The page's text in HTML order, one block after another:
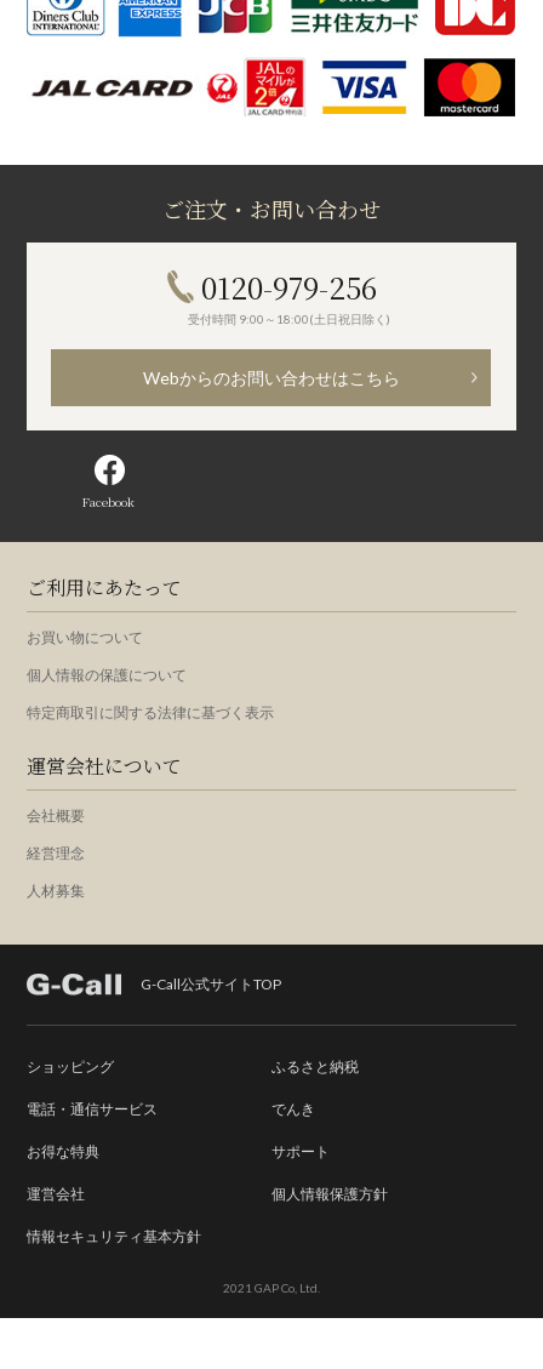
ご注文・お問い合わせ
0120-979-256
受付時間 9:00～18:00(土日祝日除く)
Webからのお問い合わせはこちら
Facebook
ご利用にあたって
お買い物について
個人情報の保護について
特定商取引に関する法律に基づく表示
運営会社について
会社概要
経営理念
人材募集
G-Call公式サイトTOP
ショッピング ふるさと納税
電話・通信サービス でんき
お得な特典 サポート
運営会社 個人情報保護方針
情報セキュリティ基本方針
2021 GAP Co, Ltd.